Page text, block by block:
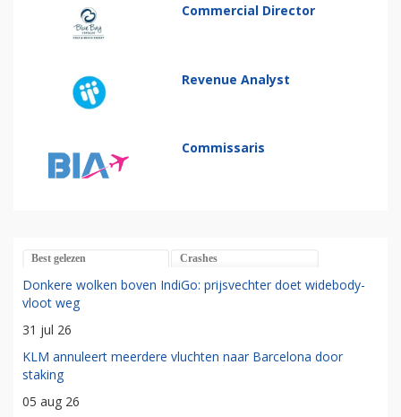
Commercial Director
Revenue Analyst
Commissaris
Best gelezen Crashes
Donkere wolken boven IndiGo: prijsvechter doet widebody-
vloot weg
31 jul 26
KLM annuleert meerdere vluchten naar Barcelona door
staking
05 aug 26